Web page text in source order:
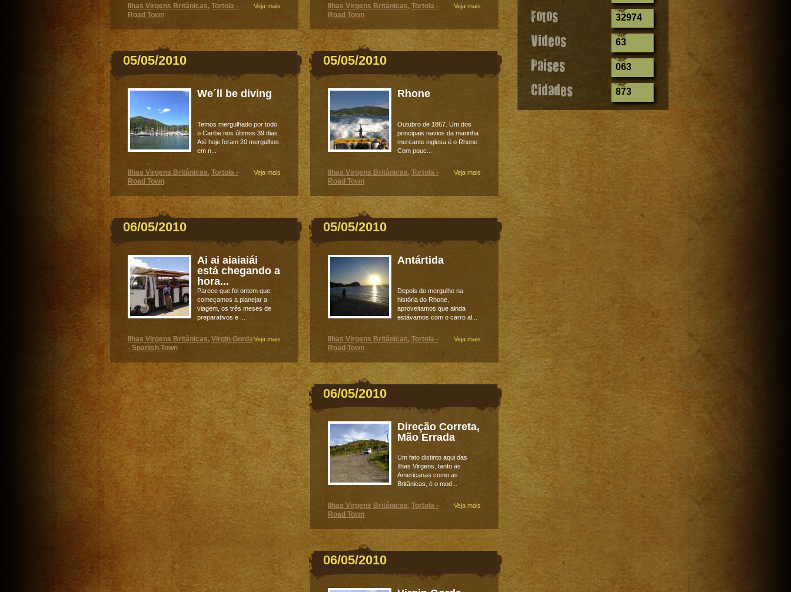
Fotos 32974
Videos 63
Paises 063
Cidades 873
Veja mais
Ilhas Virgens Britânicas, Tortola -
Road Town
05/05/2010
We´ll be diving
Temos mergulhado por todo
o Caribe nos últimos 39 dias.
Até hoje foram 20 mergulhos
em n...
Veja mais
Ilhas Virgens Britânicas, Tortola -
Road Town
06/05/2010
Ai ai aiaiaiái
está chegando a
hora...
Parece que foi ontem que
começamos a planejar a
viagem, os três meses de
preparativos e ...
Veja mais
Ilhas Virgens Britânicas, Virgin Gorda
- Spanish Town
Veja mais
Ilhas Virgens Britânicas, Tortola -
Road Town
05/05/2010
Rhone
Outubro de 1867. Um dos
principais navios da marinha
mercante inglesa é o Rhone.
Com pouc...
Veja mais
Ilhas Virgens Britânicas, Tortola -
Road Town
05/05/2010
Antártida
Depois do mergulho na
história do Rhone,
aproveitamos que ainda
estávamos com o carro al...
Veja mais
Ilhas Virgens Britânicas, Tortola -
Road Town
06/05/2010
Direção Correta,
Mão Errada
Um fato distinto aqui das
Ilhas Virgens, tanto as
Americanas como as
Britânicas, é o mod...
Veja mais
Ilhas Virgens Britânicas, Tortola -
Road Town
06/05/2010